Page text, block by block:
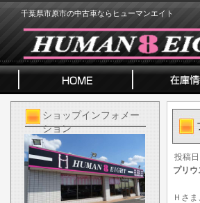
千葉県市原市の中古車ならヒューマンエイト
ショップインフォメー
ション
投稿日
プリ
Ｈさ